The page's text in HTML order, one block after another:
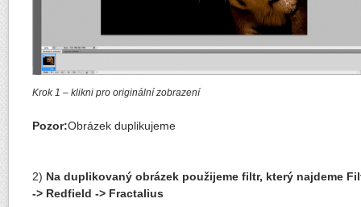
Krok 1 – klikni pro originální zobrazení
Pozor:Obrázek duplikujeme
2) Na duplikovaný obrázek použijeme filtr, který najdeme
-> Redfield -> Fractalius